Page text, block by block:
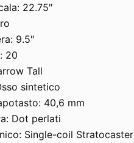
22.75″
9.5″
20
Tall
sintetico
40,6 mm
Dot perlati
Single-coil Stratocaster